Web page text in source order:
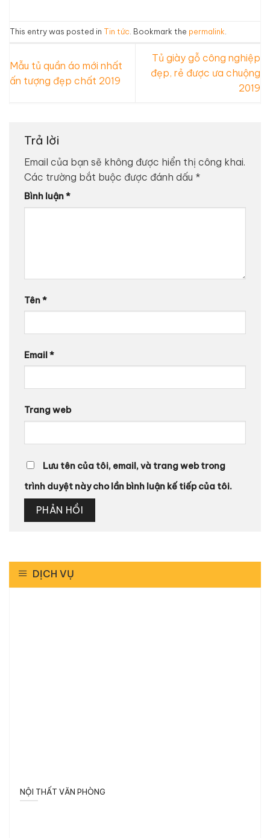
This entry was posted in Tin tức. Bookmark the permalink.
Mẫu tủ quần áo mới nhất
ấn tượng đẹp chất 2019
Tủ giày gỗ công nghiệp
đẹp, rẻ được ưa chuộng
2019
Trả lời
Email của bạn sẽ không được hiển thị công khai.
Các trường bắt buộc được đánh dấu *
Bình luận*
Tên*
Email *
Trang web
Lưu tên của tôi, email, và trang web trong
trình duyệt này cho lần bình luận kế tiếp của tôi.
DỊCH VỤ
NỘI THẤT VĂN PHÒNG